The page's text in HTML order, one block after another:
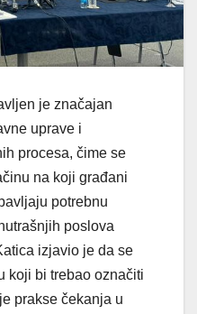
je značajan
uprave i
procesa, čime se
na koji građani
potrebnu
poslova
izjavio je da se
koji bi trebao označiti
prakse čekanja u